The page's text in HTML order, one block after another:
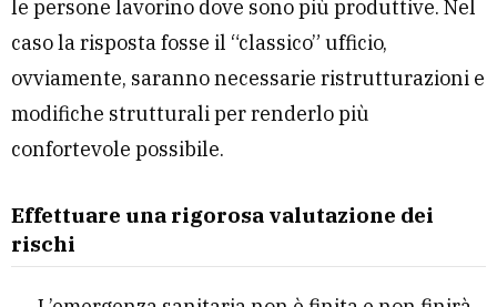
le persone lavorino dove sono più produttive. Nel
caso la risposta fosse il “classico” ufficio,
ovviamente, saranno necessarie ristrutturazioni e
modifiche strutturali per renderlo più
confortevole possibile.
Effettuare una rigorosa valutazione dei
rischi